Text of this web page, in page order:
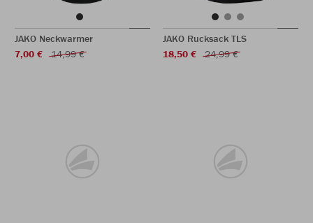
JAKO Neckwarmer
7,00 €
14,99 €
JAKO Rucksack TLS
18,50 €
24,99 €